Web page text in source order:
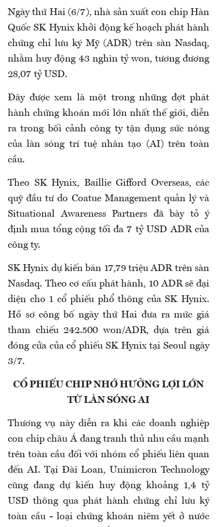
Ngày thứ Hai (6/7), nhà sản xuất con chip Hàn
Quốc SK Hynix khởi động kế hoạch phát hành
chứng chỉ lưu ký Mỹ (ADR) trên sàn Nasdaq,
nhằm huy động 43 nghìn tỷ won, tương đương
28,07 tỷ USD.
Đây được xem là một trong những đợt phát
hành chứng khoán mới lớn nhất thế giới, diễn
ra trong bối cảnh công ty tận dụng sức nóng
của làn sóng trí tuệ nhân tạo (AI) trên toàn
cầu.
Theo SK Hynix, Baillie Gifford Overseas, các
quỹ đầu tư do Coatue Management quản lý và
Situational Awareness Partners đã bày tỏ ý
định mua tổng cộng tối đa 7 tỷ USD ADR của
công ty.
SK Hynix dự kiến bán 17,79 triệu ADR trên sàn
Nasdaq. Theo cơ cấu phát hành, 10 ADR sẽ đại
diện cho 1 cổ phiếu phổ thông của SK Hynix.
Hồ sơ công bố ngày thứ Hai đưa ra mức giá
tham chiếu 242.500 won/ADR, dựa trên giá
đóng cửa của cổ phiếu SK Hynix tại Seoul ngày
3/7.
CỔ PHIẾU CHIP NHỚ HƯỞNG LỢI LỚN
TỪ LÀN SÓNG AI
Thương vụ này diễn ra khi các doanh nghiệp
con chip châu Á đang tranh thủ nhu cầu mạnh
trên toàn cầu đối với nhóm cổ phiếu liên quan
đến AI. Tại Đài Loan, Unimicron Technology
cũng đang dự kiến huy động khoảng 1,4 tỷ
USD thông qua phát hành chứng chỉ lưu ký
toàn cầu - loại chứng khoán niêm yết ở nước